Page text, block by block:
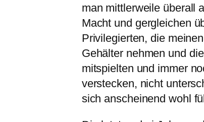
man mittlerweile überall
Macht und gergleichen
Privilegierten, die
Gehälter nehmen und
mitspielten und immer
verstecken, nicht
sich anscheinend wohl